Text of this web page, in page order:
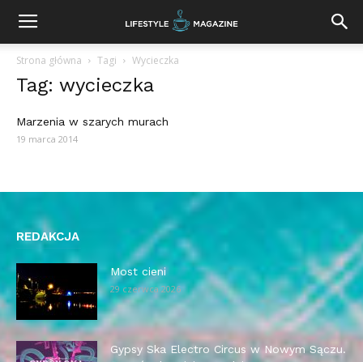
Strona główna Tagi Wycieczka
Tag: wycieczka
Marzenia w szarych murach
19 marca 2014
REDAKCJA
Most cieni
29 czerwca 2026
Gypsy Ska Electro Circus w Nowym Sączu.